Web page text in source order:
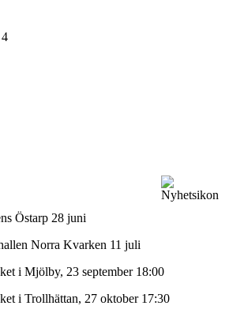
Östarp 28 juni
Norra Kvarken 11 juli
i Mjölby, 23 september 18:00
i Trollhättan, 27 oktober 17:30